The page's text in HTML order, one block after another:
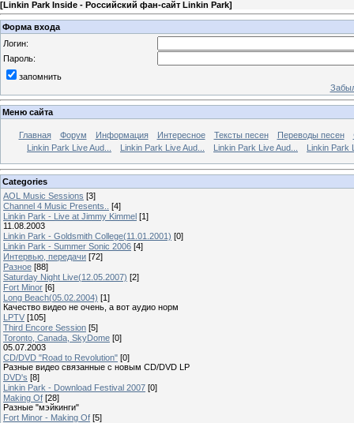
[Linkin Park Inside - Российский фан-сайт Linkin Park]
Форма входа
Логин:
Пароль:
запомнить
Меню сайта
Главная Форум Информация Интересное Тексты песен Переводы песен
Linkin Park Live Aud...
Linkin Park Live Aud... Linkin Park Live Aud... Linkin Park
Categories
AOL Music Sessions [3]
Channel 4 Music Presents..
[4]
Linkin Park - Live at Jimmy Kimmel [1]
11.08.2003
Linkin Park - Goldsmith College(11.01.2001) [0]
Linkin Park - Summer Sonic 2006 [4]
Интервью, передачи [72]
Разное [88]
Saturday Night Live(12.05.2007) [2]
Fort Minor [6]
Long Beach(05.02.2004) [1]
Качество видео не очень, а вот аудио норм
LPTV [105]
Third Encore Session [5]
Toronto, Canada, SkyDome [0]
05.07.2003
CD/DVD "Road to Revolution" [0]
Разные видео связанные с новым CD/DVD LP
DVD's [8]
Linkin Park - Download Festival 2007 [0]
Making Of [28]
Разные "мэйкинги"
Fort Minor - Making Of [5]